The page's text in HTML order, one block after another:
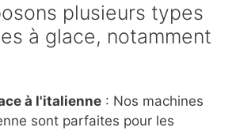
plusieurs types
à glace, notamment
à l'italienne : Nos machines
sont parfaites pour les